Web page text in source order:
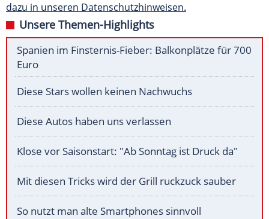
dazu in unseren Datenschutzhinweisen.
Unsere Themen-Highlights
Spanien im Finsternis-Fieber: Balkonplätze für 700
Euro
Diese Stars wollen keinen Nachwuchs
Diese Autos haben uns verlassen
Klose vor Saisonstart: "Ab Sonntag ist Druck da"
Mit diesen Tricks wird der Grill ruckzuck sauber
So nutzt man alte Smartphones sinnvoll